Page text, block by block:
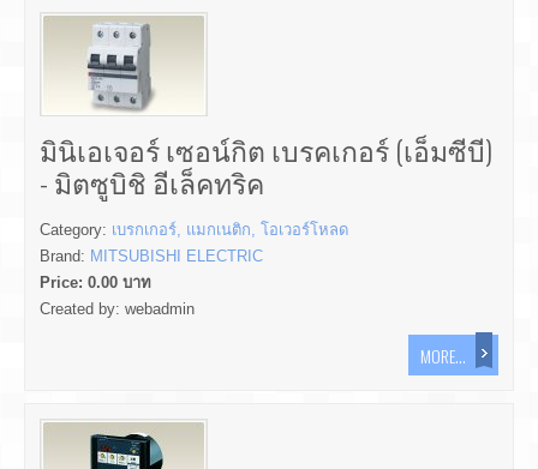
มินิเอเจอร์ เซอน์กิต เบรคเกอร์ (เอ็มซีบี)
- มิตซูบิชิ อีเล็คทริค
Category: เบรกเกอร์, แมกเนติก, โอเวอร์โหลด
Brand: MITSUBISHI ELECTRIC
Price: 0.00 บาท
Created by: webadmin
MORE...